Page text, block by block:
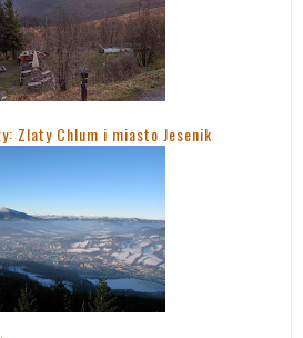
Zlaty Chlum i miasto Jesenik